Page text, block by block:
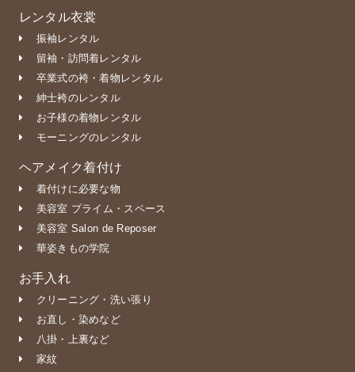
レンタル衣裳
振袖レンタル
留袖・訪問着レンタル
卒業式の袴・着物レンタル
紳士袴のレンタル
お子様の着物レンタル
モーニングのレンタル
ヘアメイク着付け
着付けに必要な物
美容室 プライム・スペース
美容室 Salon de Reposer
華姿きもの学院
お手入れ
クリーニング・洗い張り
お直し・染めなど
八掛・上裏など
家紋